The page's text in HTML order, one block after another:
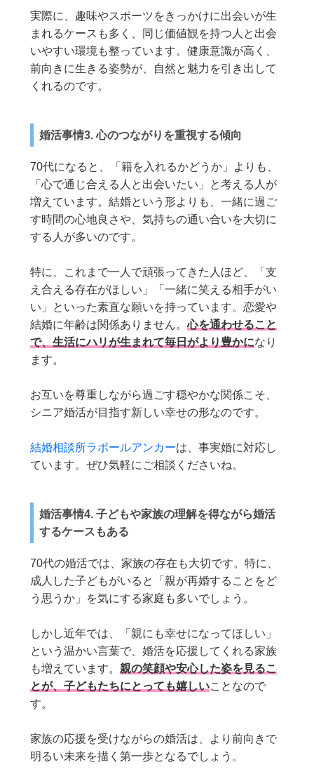
実際に、趣味やスポーツをきっかけに出会いが生
まれるケースも多く、同じ価値観を持つ人と出会
いやすい環境も整っています。健康意識が高く、
前向きに生きる姿勢が、自然と魅力を引き出して
くれるのです。
婚活事情3. 心のつながりを重視する傾向
70代になると、「籍を入れるかどうか」よりも、
「心で通じ合える人と出会いたい」と考える人が
増えています。結婚という形よりも、一緒に過ご
す時間の心地良さや、気持ちの通い合いを大切に
する人が多いのです。
特に、これまで一人で頑張ってきた人ほど、「支
え合える存在がほしい」「一緒に笑える相手がい
い」といった素直な願いを持っています。恋愛や
結婚に年齢は関係ありません。心を通わせること
で、生活にハリが生まれて毎日がより豊かになり
ます。
お互いを尊重しながら過ごす穏やかな関係こそ、
シニア婚活が目指す新しい幸せの形なのです。
結婚相談所ラポールアンカーは、事実婚に対応し
ています。ぜひ気軽にご相談くださいね。
婚活事情4. 子どもや家族の理解を得ながら婚活
するケースもある
70代の婚活では、家族の存在も大切です。特に、
成人した子どもがいると「親が再婚することをど
う思うか」を気にする家庭も多いでしょう。
しかし近年では、「親にも幸せになってほしい」
という温かい言葉で、婚活を応援してくれる家族
も増えています。親の笑顔や安心した姿を見るこ
とが、子どもたちにとっても嬉しいことなので
す。
家族の応援を受けながらの婚活は、より前向きで
明るい未来を描く第一歩となるでしょう。